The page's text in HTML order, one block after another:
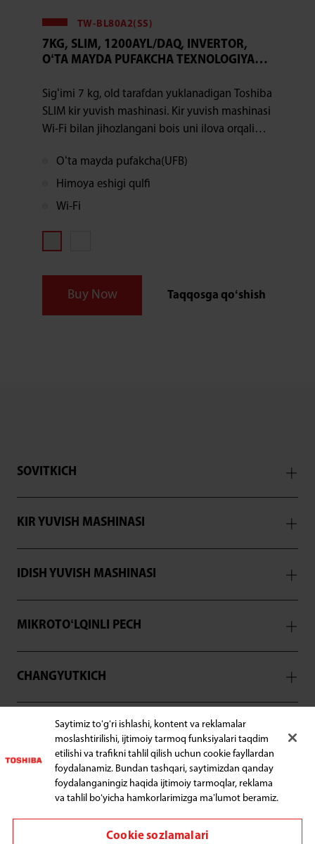
TW-BL80A2(SS)
7KG, SLIM, 1200AYL/DAQ, INVERTOR,
OʻTA MAYDA PUFAKCHA TEXNOLOGIYASI,
FI, ESHIKNI QULFDAN OCHISH UCHUN 3
SONIYA, OQ
Sigʻimi 7 kg, old tarafdan yuklanadigan Toshiba
SLIM kir yuvish mashinasi. Kir yuvish mashinasi
Wi-Fi bilan jihozlangani bois uni ilova orqali
motor, eng soʻnggi oʻta mayda pufakcha
texnologiyasi va Great Waves texnologiyasi
sovuq suvda yuvish va rang uchishini oldini
nm-1 μm nano pufakchalardan foydalanishga
asoslangan boʻlib, ular tolalar orasidagi
chuqur kirib borib, ketishi qiyin boʻlgan
dogʻlarni ham ketkazadi. Bundan tashqari, kir
Oʻta mayda pufakcha(UFB)
Himoya eshigi qulfi
Wi-Fi
Buy Now Taqqosga qoʻshish
SOVITKICH
KIR YUVISH MASHINASI
IDISH YUVISH MASHINASI
MIKROTOʻLQINLI PECH
CHANGYUTKICH
YORDAMSaytimiz toʻgʻri ishlashi, kontent va reklamalar
moslashtirilishi, ijtimoiy tarmoq funksiyalari taqdim
etilishi va trafikni tahlil qilish uchun cookie fayllardan
foydalanamiz. Bundan tashqari, saytimizdan qanday
foydalanganingiz haqida ijtimoiy tarmoqlar, reklama
va tahlil boʻyicha hamkorlarimizga maʼlumot beramiz.
Cookie sozlamalari